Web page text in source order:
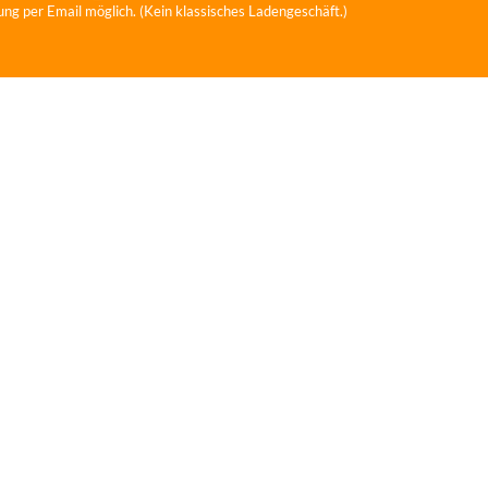
per Email möglich. (Kein klassisches Ladengeschäft.)